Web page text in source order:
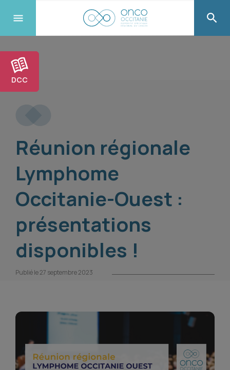
DCC
Réunion régionale
Lymphome
Occitanie-Ouest :
présentations
disponibles !
Publié le 27 septembre 2023